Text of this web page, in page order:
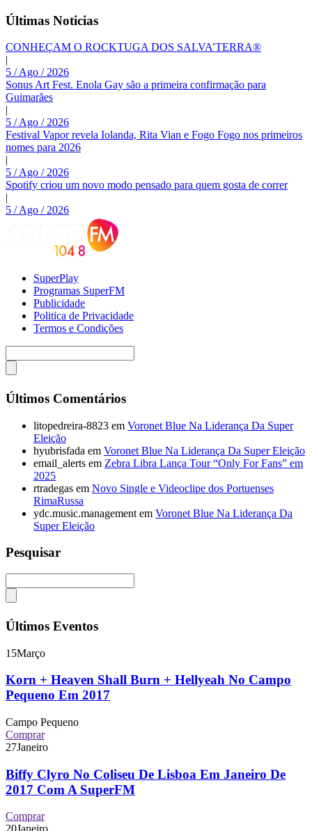
Últimas Noticias
CONHEÇAM O ROCKTUGA DOS SALVA’TERRA®
|
5 / Ago / 2026
Sonus Art Fest. Enola Gay são a primeira confirmação para
Guimarães
|
5 / Ago / 2026
Festival Vapor revela Iolanda, Rita Vian e Fogo Fogo nos primeiros
nomes para 2026
|
5 / Ago / 2026
Spotify criou um novo modo pensado para quem gosta de correr
|
5 / Ago / 2026
SuperPlay
Programas SuperFM
Publicidade
Politica de Privacidade
Termos e Condições
Últimos Comentários
litopedreira-8823 em Voronet Blue Na Liderança Da Super
Eleição
hyubrisfada em Voronet Blue Na Liderança Da Super Eleição
email_alerts em Zebra Libra Lança Tour “Only For Fans” em
2025
rtradegas em Novo Single e Videoclipe dos Portuenses
RimaRussa
ydc.music.management em Voronet Blue Na Liderança Da
Super Eleição
Pesquisar
Últimos Eventos
15Março
Korn + Heaven Shall Burn + Hellyeah No Campo
Pequeno Em 2017
Campo Pequeno
Comprar
27Janeiro
Biffy Clyro No Coliseu De Lisboa Em Janeiro De
2017 Com A SuperFM
Comprar